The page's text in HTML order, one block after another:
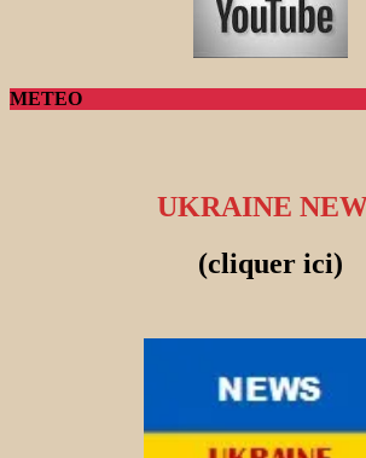
METEO
UKRAINE
(cliquer ici)